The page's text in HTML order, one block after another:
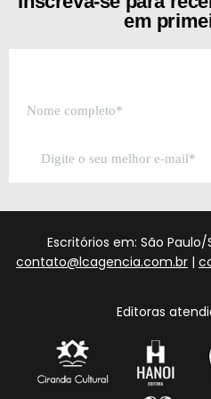
em
Escritórios em: São
contato@lcagencia.com.br |
Editoras